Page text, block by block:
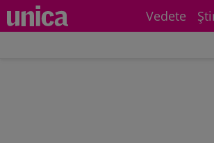
Vedete